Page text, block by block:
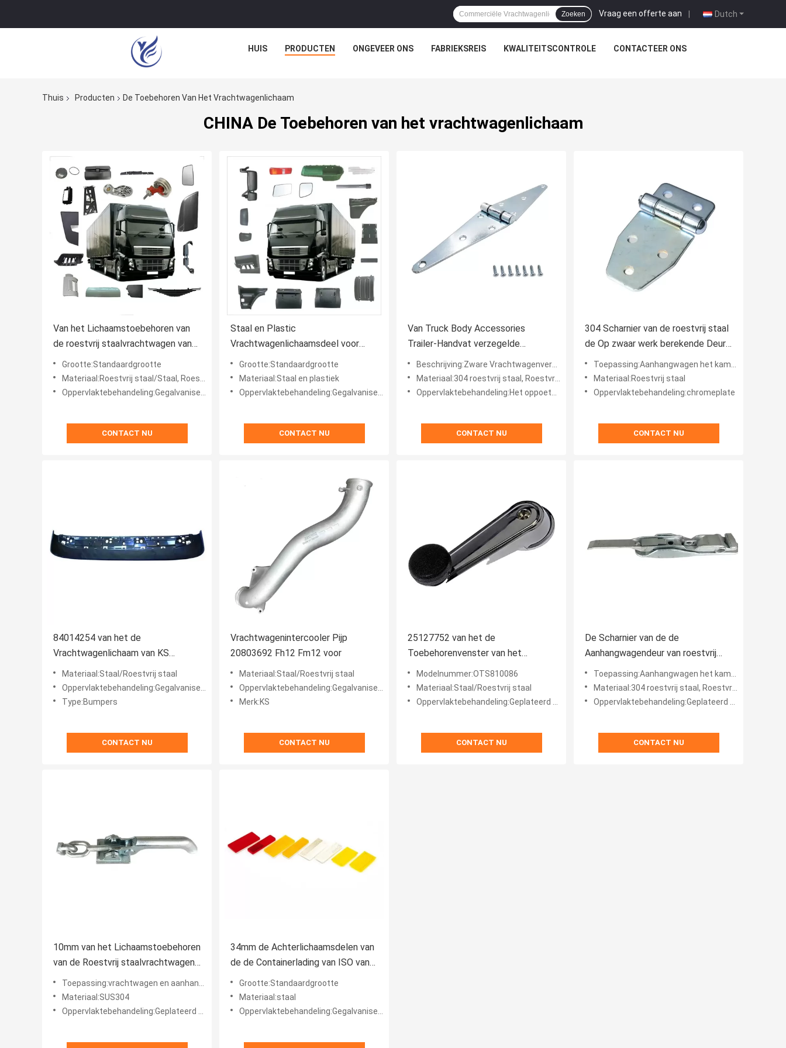
Dutch
Vraag een offerte aan |
Zoeken
HUIS PRODUCTEN ONGEVEER ONS FABRIEKSREIS KWALITEITSCONTROLE CONTACTEER ONS
Thuis Producten De Toebehoren Van Het Vrachtwagenlichaam
CHINA De Toebehoren van het vrachtwagenlichaam
Van het Lichaamstoebehoren van
de roestvrij staalvrachtwagen van
het Bedrijfsvoertuigdelen de
Vrachtwagenlichaamsdelen
Grootte:Standaardgrootte
Materiaal:Roestvrij staal/Staal, Roestvrij staal/Staal
Oppervlaktebehandeling:Gegalvaniseerd
CONTACT NU
Staal en Plastic
Vrachtwagenlichaamsdeel voor
HINO 300 500 700 Waaier Profia
Dutro
Grootte:Standaardgrootte
Materiaal:Staal en plastiek
Oppervlaktebehandeling:Gegalvaniseerd
CONTACT NU
Van Truck Body Accessories
Trailer-Handvat verzegelde
Scharnier
Beschrijving:Zware Vrachtwagenvervangstukken
Materiaal:304 roestvrij staal, Roestvrij staal 304
Oppervlaktebehandeling:Het oppoetsen
CONTACT NU
304 Scharnier van de roestvrij staal
de Op zwaar werk berekende Deur
voor Van Trailer Side Board
Toepassing:Aanhangwagen het kamperen de jacht
Materiaal:Roestvrij staal
Oppervlaktebehandeling:chromeplate
CONTACT NU
84014254 van het de
Vrachtwagenlichaam van KS
Europese de Toebehorenzonneklep
voor Tractor voor
Materiaal:Staal/Roestvrij staal
Oppervlaktebehandeling:Gegalvaniseerd
Type:Bumpers
CONTACT NU
Vrachtwagenintercooler Pijp
20803692 Fh12 Fm12 voor
Materiaal:Staal/Roestvrij staal
Oppervlaktebehandeling:Gegalvaniseerd
Merk:KS
CONTACT NU
25127752 van het de
Toebehorenvenster van het
vrachtwagenlichaam het Onstabiele
Handvatoem
Modelnummer:OTS810086
Materiaal:Staal/Roestvrij staal
Oppervlaktebehandeling:Geplateerd of Opgepoetst zink
CONTACT NU
De Scharnier van de de
Aanhangwagendeur van roestvrij
staalvan parts cargo truck
container
Toepassing:Aanhangwagen het kamperen de jacht
Materiaal:304 roestvrij staal, Roestvrij staal 304
Oppervlaktebehandeling:Geplateerd of Opgepoetst zink
CONTACT NU
10mm van het Lichaamstoebehoren
van de Roestvrij staalvrachtwagen
van de de Lenteklink de Bout Pools
Toepassing:vrachtwagen en aanhangwagenlichaam
Materiaal:SUS304
Oppervlaktebehandeling:Geplateerd of Opgepoetst zink
34mm de Achterlichaamsdelen van
de de Containerlading van ISO van
het Deurslot
Grootte:Standaardgrootte
Materiaal:staal
Oppervlaktebehandeling:Gegalvaniseerd